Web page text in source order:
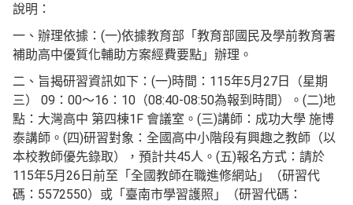
說明：
一、辦理依據：(一)依據教育部「教育部國民及學前教育署
補助高中優質化輔助方案經費要點」辦理。
二、旨揭研習資訊如下：(一)時間：115年5月27日（星期
三） 09：00～16：10（08:40-08:50為報到時間）。(二)地
點：大灣高中 第四棟1F 會議室。(三)講師：成功大學 施博
泰講師。(四)研習對象：全國高中小階段有興趣之教師（以
本校教師優先錄取），預計共45人。(五)報名方式：請於
115年5月26日前至「全國教師在職進修網站」（研習代
碼：5572550）或「臺南市學習護照」（研習代碼：